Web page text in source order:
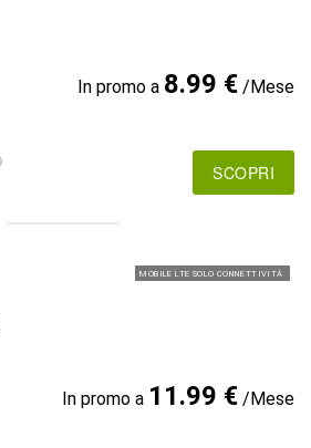
In promo a 8.99 €/Mese
SCOPRI
MOBILE LTE SOLO CONNETTIVITÀ
In promo a 11.99 €/Mese